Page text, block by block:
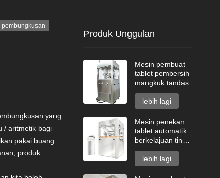
yang
/ aritmetik bagi
pakai buang
produk
Produk Unggulan
Mesin pembuat
tablet pembersih
mangkuk tandas
lebih lagi
Mesin penekan
tablet automatik
berkelajuan tinggi
siri GZPK720
lebih lagi